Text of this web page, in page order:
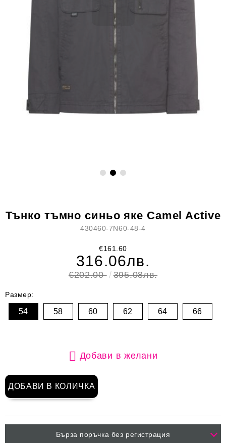
Тънко тъмно синьо яке Camel Active
430460-7N60-48-4
€161.60
316.06лв.
€202.00 395.08лв.
Размер:
54 58 60 62 64 66
Добави в желани
Бърза поръчка без регистрация